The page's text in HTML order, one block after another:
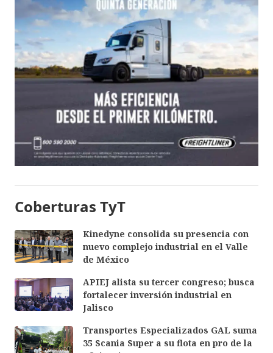
Coberturas TyT
Kinedyne consolida su presencia con
nuevo complejo industrial en el Valle
de México
APIEJ alista su tercer congreso; busca
fortalecer inversión industrial en
Jalisco
Transportes Especializados GAL suma
35 Scania Super a su flota en pro de la